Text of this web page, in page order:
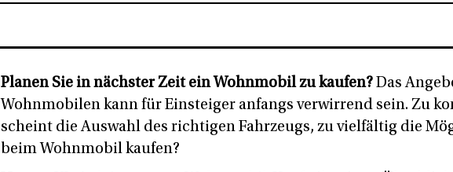
Planen Sie in nächster Zeit ein Wohnmobil zu kaufen? Das
Wohnmobilen kann für Einsteiger anfangs verwirrend sein. Zu
scheint die Auswahl des richtigen Fahrzeugs, zu vielfältig die
beim Wohnmobil kaufen?